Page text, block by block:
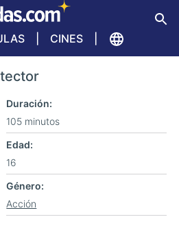
CINES
Duración
105 minutos
Edad
16
Género
Acción